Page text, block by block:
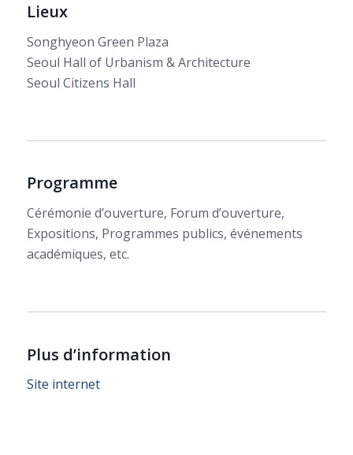
Lieux
Songhyeon Green Plaza
Seoul Hall of Urbanism & Architecture
Seoul Citizens Hall
Programme
Cérémonie d’ouverture, Forum d’ouverture,
Expositions, Programmes publics, événements
académiques, etc.
Plus d’information
Site internet